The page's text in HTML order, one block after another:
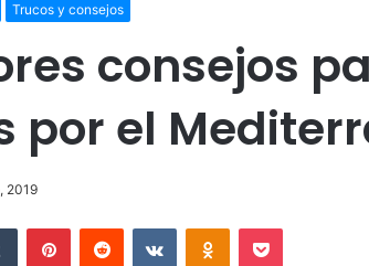
Trucos y consejos
consejos
por el
2019
Tumblr PinterestReddit VKontakteOdnoklassniki
Pocket